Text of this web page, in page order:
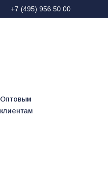
+7 (495) 956 50 00
Оптовым
клиентам